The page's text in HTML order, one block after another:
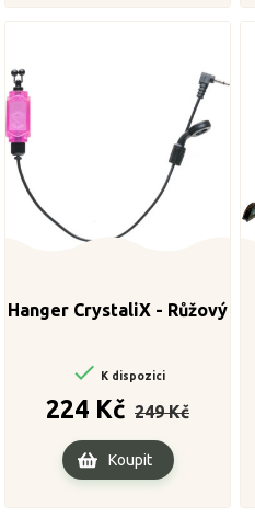
Hanger CrystaliX - Růžový
 K dispozici
224 Kč
cena
249 Kč
Koupit